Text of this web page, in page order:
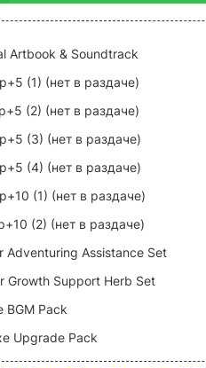
Artbook & Soundtrack
(1) (нет в раздаче)
(2) (нет в раздаче)
(3) (нет в раздаче)
(4) (нет в раздаче)
(1) (нет в раздаче)
(2) (нет в раздаче)
Adventuring Assistance Set
Growth Support Herb Set
BGM Pack
Upgrade Pack